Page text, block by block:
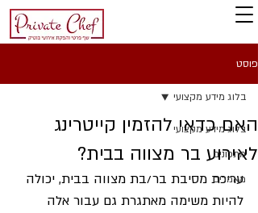
פוסט
בלוג מידע מקצועי
מתכונים
מאמרים
בלוג מידע מקצועי
האם כדאי להזמין קייטרינג
לאירוע בר מצווה בבית?
עריכת מסיבת בר/בת מצווה בבית, יכולה
להיות משימה מאתגרת גם עבור אלה